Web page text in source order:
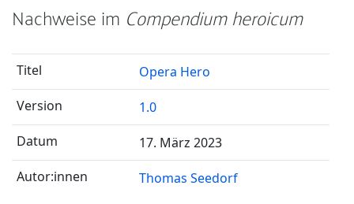
Nachweise im Compendium heroicum
Opera Hero
1.0
17. März 2023
Thomas Seedorf